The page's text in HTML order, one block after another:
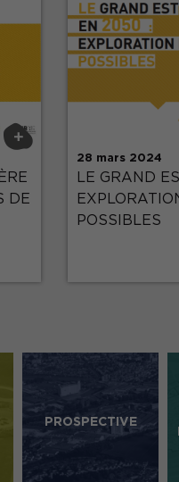
+
DE
28 mars 2024
LE GRAND
POSSIBLES
PROSPECTIVE